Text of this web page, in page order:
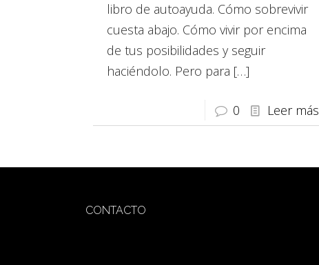
libro de autoayuda. Cómo sobrevivir
cuesta abajo. Cómo vivir por encima
de tus posibilidades y seguir
haciéndolo. Pero para […]
0 Leer más
CONTACTO